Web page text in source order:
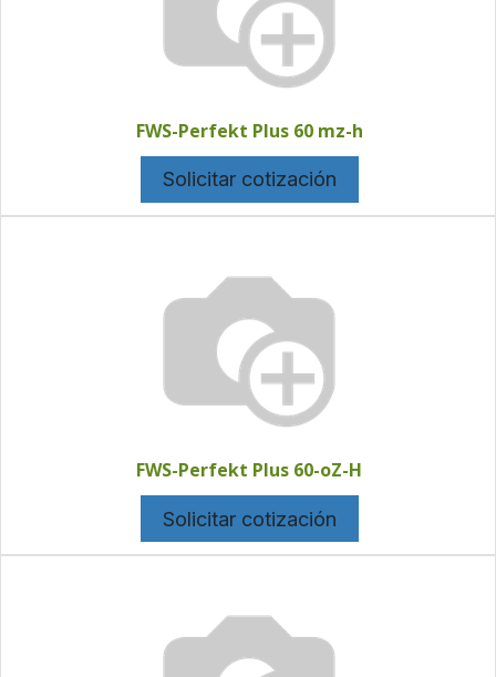
FWS-Perfekt Plus 60 mz-h
Solicitar cotización
FWS-Perfekt Plus 60-oZ-H
Solicitar cotización